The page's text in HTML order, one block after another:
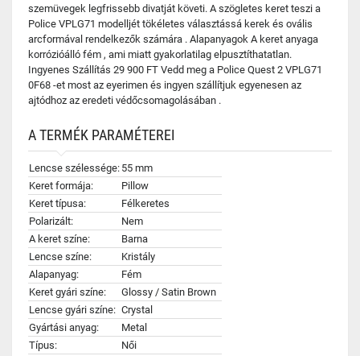
szemüvegek legfrissebb divatját követi. A szögletes keret teszi a
Police VPLG71 modelljét tökéletes választássá kerek és ovális
arcformával rendelkezők számára . Alapanyagok A keret anyaga
korrózióálló fém , ami miatt gyakorlatilag elpusztíthatatlan.
Ingyenes Szállítás 29 900 FT Vedd meg a Police Quest 2 VPLG71
0F68 -et most az eyerimen és ingyen szállítjuk egyenesen az
ajtódhoz az eredeti védőcsomagolásában .
A TERMÉK PARAMÉTEREI
Lencse szélessége: 55 mm
Keret formája:
Pillow
Keret típusa:
Félkeretes
Polarizált:
Nem
A keret színe:
Barna
Lencse színe:
Kristály
Alapanyag:
Fém
Keret gyári színe:
Glossy / Satin Brown
Lencse gyári színe: Crystal
Gyártási anyag:
Metal
Típus:
Női